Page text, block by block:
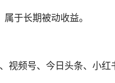
于长期被动收益。
视频号、今日头条、小